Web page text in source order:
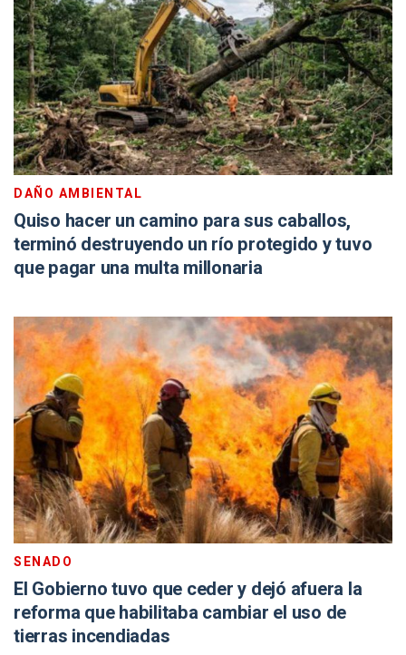
DAÑO AMBIENTAL
Quiso hacer un camino para sus caballos,
terminó destruyendo un río protegido y tuvo
que pagar una multa millonaria
SENADO
El Gobierno tuvo que ceder y dejó afuera la
reforma que habilitaba cambiar el uso de
tierras incendiadas